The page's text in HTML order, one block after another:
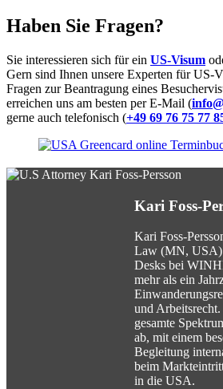
Haben Sie Fragen?
Sie interessieren sich für ein US-Visum
Gern sind Ihnen unsere Experten für US-
Fragen zur Beantragung eines
erreichen uns am besten per E-Mail (
gerne auch telefonisch (+49 69 76 75 77
Kari Foss-
Kari Foss-
Law (MN, USA)
Desks bei
mehr als ein
und
gesamte
ab, mit einem
Begleitung
beim
in die USA.